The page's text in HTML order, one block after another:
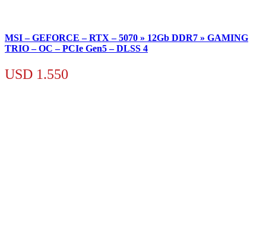
MSI – GEFORCE – RTX – 5070 » 12Gb DDR7 » GAMING
TRIO – OC – PCIe Gen5 – DLSS 4
USD 1.550